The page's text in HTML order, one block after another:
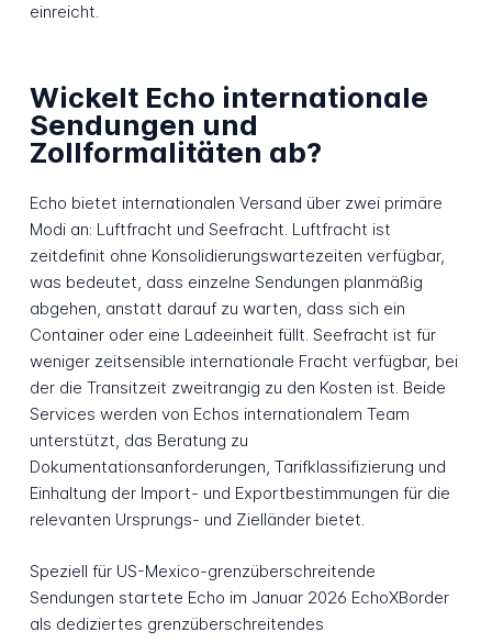
einreicht.
Wickelt Echo internationale
Sendungen und
Zollformalitäten ab?
Echo bietet internationalen Versand über zwei primäre
Modi an: Luftfracht und Seefracht. Luftfracht ist
zeitdefinit ohne Konsolidierungswartezeiten verfügbar,
was bedeutet, dass einzelne Sendungen planmäßig
abgehen, anstatt darauf zu warten, dass sich ein
Container oder eine Ladeeinheit füllt. Seefracht ist für
weniger zeitsensible internationale Fracht verfügbar, bei
der die Transitzeit zweitrangig zu den Kosten ist. Beide
Services werden von Echos internationalem Team
unterstützt, das Beratung zu
Dokumentationsanforderungen, Tarifklassifizierung und
Einhaltung der Import- und Exportbestimmungen für die
relevanten Ursprungs- und Zielländer bietet.
Speziell für US-Mexico-grenzüberschreitende
Sendungen startete Echo im Januar 2026 EchoXBorder
als dediziertes grenzüberschreitendes